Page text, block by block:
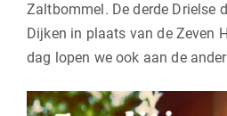
Zaltbommel. De derde Drielse
Dijken in plaats van de Zeven
dag lopen we ook aan de